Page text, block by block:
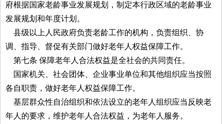
府根据国家老龄事业发展规划，制定本行政区域的老龄事业
发展规划和年度计划。
县级以上人民政府负责老龄工作的机构，负责组织、协
调、指导、督促有关部门做好老年人权益保障工作。
第七条 保障老年人合法权益是全社会的共同责任。
国家机关、社会团体、企业事业单位和其他组织应当按照
各自职责，做好老年人权益保障工作。
基层群众性自治组织和依法设立的老年人组织应当反映老
年人的要求，维护老年人合法权益，为老年人服务。